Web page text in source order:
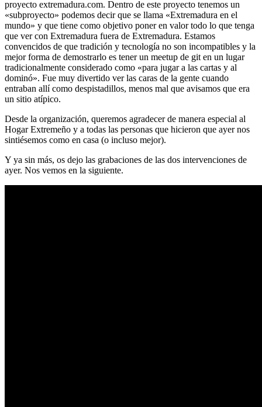
proyecto extremadura.com. Dentro de este proyecto tenemos un
«subproyecto» podemos decir que se llama «Extremadura en el
mundo» y que tiene como objetivo poner en valor todo lo que tenga
que ver con Extremadura fuera de Extremadura. Estamos
convencidos de que tradición y tecnología no son incompatibles y la
mejor forma de demostrarlo es tener un meetup de git en un lugar
tradicionalmente considerado como «para jugar a las cartas y al
dominó». Fue muy divertido ver las caras de la gente cuando
entraban allí como despistadillos, menos mal que avisamos que era
un sitio atípico.
Desde la organización, queremos agradecer de manera especial al
Hogar Extremeño y a todas las personas que hicieron que ayer nos
sintiésemos como en casa (o incluso mejor).
Y ya sin más, os dejo las grabaciones de las dos intervenciones de
ayer. Nos vemos en la siguiente.